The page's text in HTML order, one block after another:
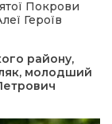
Покрови
Героїв
району,
молодший